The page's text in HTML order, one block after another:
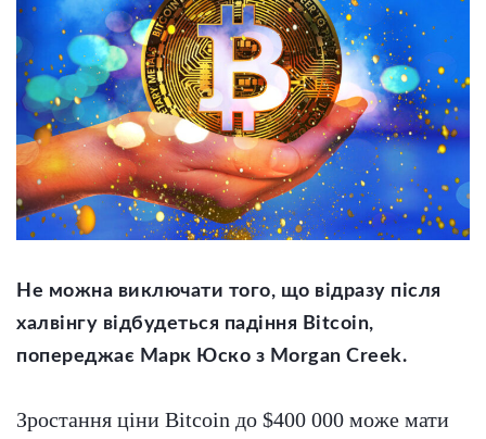
Не можна виключати того, що відразу після
халвінгу відбудеться падіння Bitcoin,
попереджає Марк Юско з Morgan Creek.
Зростання ціни Bitcoin до $400 000 може мати